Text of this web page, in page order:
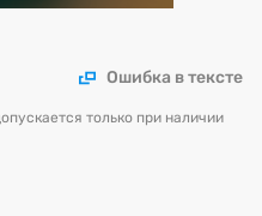
Ошибка в тексте
только при наличии